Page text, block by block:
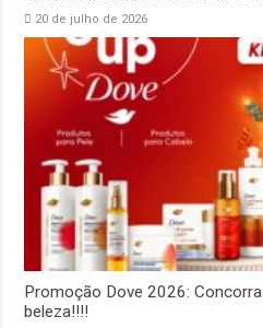
20 de julho de 2026
Promoção Dove 2026:
beleza!!!!